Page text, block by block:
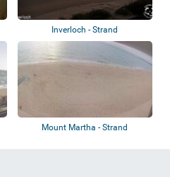
Inverloch - Strand
Mount Martha - Strand